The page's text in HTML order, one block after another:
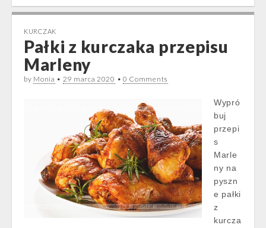
KURCZAK
Pałki z kurczaka przepisu
Marleny
by Monia • 29 marca 2020 • 0 Comments
Wypró
buj
przepi
s
Marle
ny na
pyszn
e pałki
z
kurcza